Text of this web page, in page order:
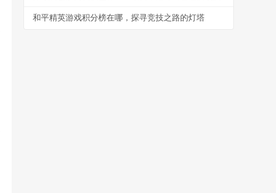
和平精英游戏积分榜在哪，探寻竞技之路的灯塔